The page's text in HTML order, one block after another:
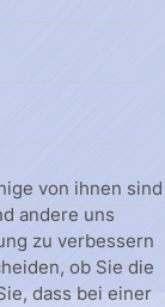
von ihnen sind
andere uns
zu verbessern
ob Sie die
dass bei einer